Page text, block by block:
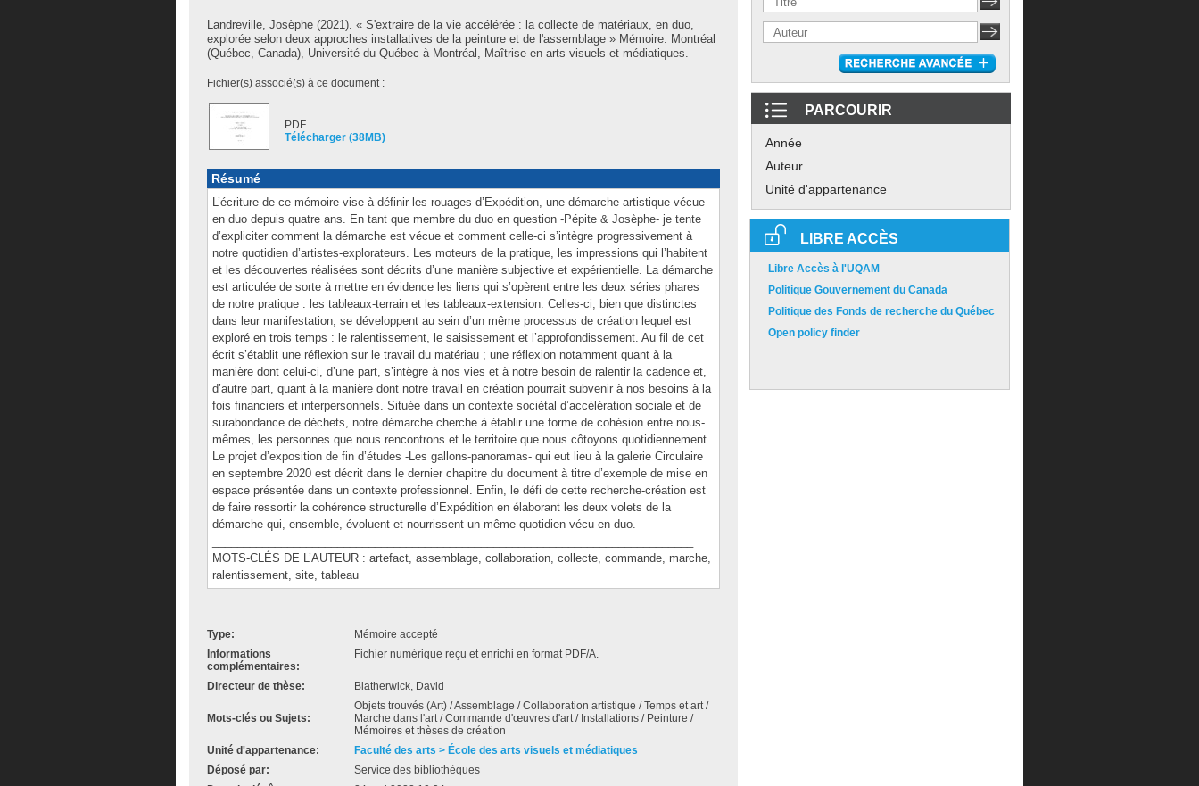
Landreville, Josèphe (2021). « S'extraire de la vie accélérée : la collecte de matériaux, en duo,
explorée selon deux approches installatives de la peinture et de l'assemblage » Mémoire. Montréal
(Québec, Canada), Université du Québec à Montréal, Maîtrise en arts visuels et médiatiques.
Fichier(s) associé(s) à ce document :
PDF
Télécharger (38MB)
Résumé
L’écriture de ce mémoire vise à définir les rouages d’Expédition, une démarche artistique vécue
en duo depuis quatre ans. En tant que membre du duo en question -Pépite & Josèphe- je tente
d’expliciter comment la démarche est vécue et comment celle-ci s’intègre progressivement à
notre quotidien d’artistes-explorateurs. Les moteurs de la pratique, les impressions qui l’habitent
et les découvertes réalisées sont décrits d’une manière subjective et expérientielle. La démarche
est articulée de sorte à mettre en évidence les liens qui s’opèrent entre les deux séries phares
de notre pratique : les tableaux-terrain et les tableaux-extension. Celles-ci, bien que distinctes
dans leur manifestation, se développent au sein d’un même processus de création lequel est
exploré en trois temps : le ralentissement, le saisissement et l’approfondissement. Au fil de cet
écrit s’établit une réflexion sur le travail du matériau ; une réflexion notamment quant à la
manière dont celui-ci, d’une part, s’intègre à nos vies et à notre besoin de ralentir la cadence et,
d’autre part, quant à la manière dont notre travail en création pourrait subvenir à nos besoins à la
fois financiers et interpersonnels. Située dans un contexte sociétal d’accélération sociale et de
surabondance de déchets, notre démarche cherche à établir une forme de cohésion entre nous-
mêmes, les personnes que nous rencontrons et le territoire que nous côtoyons quotidiennement.
Le projet d’exposition de fin d’études -Les gallons-panoramas- qui eut lieu à la galerie Circulaire
en septembre 2020 est décrit dans le dernier chapitre du document à titre d’exemple de mise en
espace présentée dans un contexte professionnel. Enfin, le défi de cette recherche-création est
de faire ressortir la cohérence structurelle d’Expédition en élaborant les deux volets de la
démarche qui, ensemble, évoluent et nourrissent un même quotidien vécu en duo.
MOTS-CLÉS DE L’AUTEUR : artefact, assemblage, collaboration, collecte, commande, marche,
ralentissement, site, tableau
Type:
Mémoire accepté
Informations
complémentaires:
Fichier numérique reçu et enrichi en format PDF/A.
Directeur de thèse: Blatherwick, David
Mots-clés ou Sujets:
Objets trouvés (Art) / Assemblage / Collaboration artistique / Temps et art /
Marche dans l'art / Commande d'œuvres d'art / Installations / Peinture /
Mémoires et thèses de création
Unité d'appartenance:
Faculté des arts > École des arts visuels et médiatiques
Déposé par:
Service des bibliothèques
PARCOURIR
Année
Auteur
Unité d'appartenance
LIBRE ACCÈS
Libre Accès à l'UQAM
Politique Gouvernement du Canada
Politique des Fonds de recherche du Québec
Open policy finder